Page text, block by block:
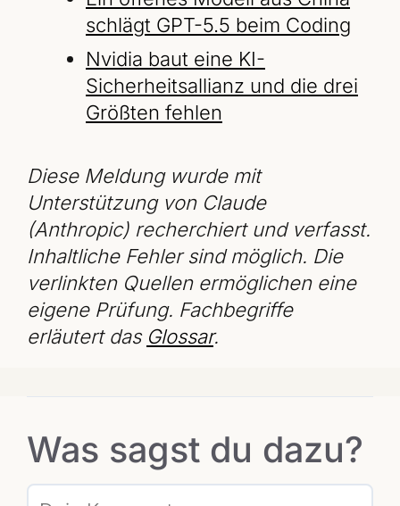
schlägt GPT-5.5 beim Coding
Nvidia baut eine KI-
Sicherheitsallianz und die drei
Größten fehlen
Diese Meldung wurde mit
Unterstützung von Claude
(Anthropic) recherchiert und verfasst.
Inhaltliche Fehler sind möglich. Die
verlinkten Quellen ermöglichen eine
eigene Prüfung. Fachbegriffe
erläutert das Glossar.
Was sagst du dazu?